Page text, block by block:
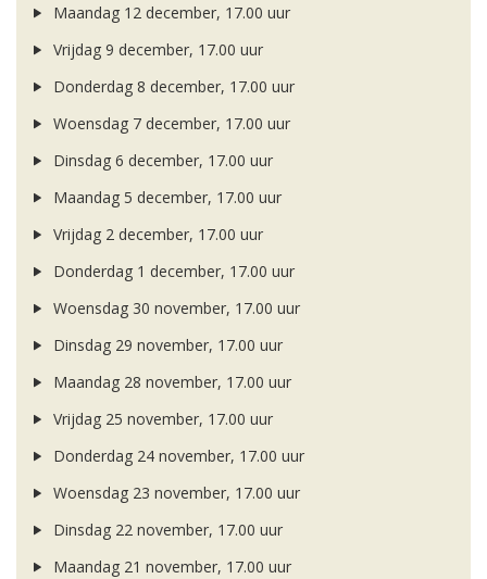
Maandag 12 december, 17.00 uur
Vrijdag 9 december, 17.00 uur
Donderdag 8 december, 17.00 uur
Woensdag 7 december, 17.00 uur
Dinsdag 6 december, 17.00 uur
Maandag 5 december, 17.00 uur
Vrijdag 2 december, 17.00 uur
Donderdag 1 december, 17.00 uur
Woensdag 30 november, 17.00 uur
Dinsdag 29 november, 17.00 uur
Maandag 28 november, 17.00 uur
Vrijdag 25 november, 17.00 uur
Donderdag 24 november, 17.00 uur
Woensdag 23 november, 17.00 uur
Dinsdag 22 november, 17.00 uur
Maandag 21 november, 17.00 uur